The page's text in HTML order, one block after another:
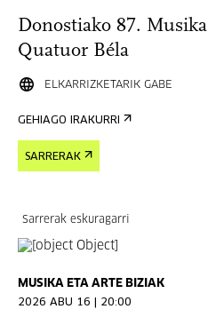
Donostiako 87.
Quatuor Béla
ELKARRIZKETARIK GABE
GEHIAGO IRAKURRI
SARRERAK
Sarrerak eskuragarri
MUSIKA ETA ARTE BIZIAK
2026 ABU 16 | 20:00